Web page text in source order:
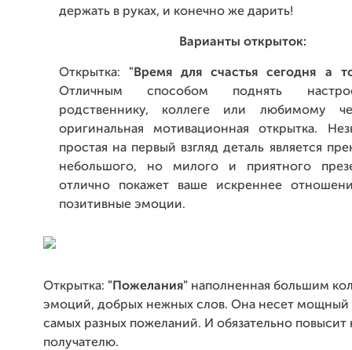
держать в руках, и конечно же дарить!
Варианты открыток:
Открытка: "Время для счастья сегодня а
Отличным способом поднять
родственнику, коллеге или любимому
оригинальная мотивационная открытка.
простая на первый взгляд деталь является
небольшого, но милого и приятного
отлично покажет ваше искреннее
позитивные эмоции.
Открытка: "Пожелания" наполненная большим
эмоций, добрых нежных слов. Она несет мощный
самых разных пожеланий. И обязательно повысит
получателю.